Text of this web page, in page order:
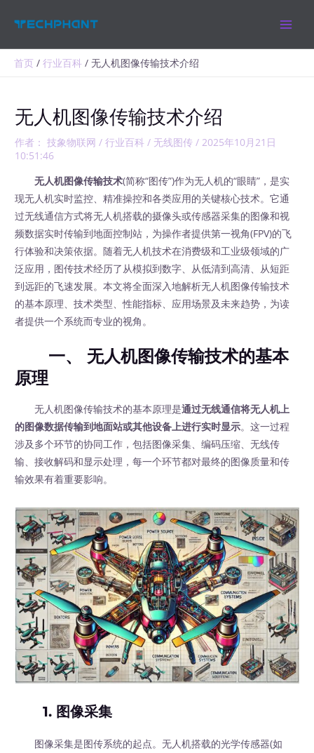
首页 行业百科 无人机图像传输技术介绍
无人机图像传输技术介绍
作者： 技象物联网/行业百科 / 无线图传 /2025年10月21日
10:51:46
无人机图像传输技术(简称“图传”)作为无人机的“眼睛”，是实
现无人机实时监控、精准操控和各类应用的关键核心技术。它通
过无线通信方式将无人机搭载的摄像头或传感器采集的图像和视
频数据实时传输到地面控制站，为操作者提供第一视角(FPV)的飞
行体验和决策依据。随着无人机技术在消费级和工业级领域的广
泛应用，图传技术经历了从模拟到数字、从低清到高清、从短距
到远距的飞速发展。本文将全面深入地解析无人机图像传输技术
的基本原理、技术类型、性能指标、应用场景及未来趋势，为读
者提供一个系统而专业的视角。
一、 无人机图像传输技术的基本
原理
无人机图像传输技术的基本原理是通过无线通信将无人机上
的图像数据传输到地面站或其他设备上进行实时显示。这一过程
涉及多个环节的协同工作，包括图像采集、编码压缩、无线传
输、接收解码和显示处理，每一个环节都对最终的图像质量和传
输效果有着重要影响。
1. 图像采集
图像采集是图传系统的起点。无人机搭载的光学传感器(如